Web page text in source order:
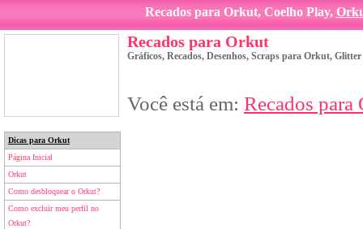
Recados para Orkut, Coelho Play,
Dicas para Orkut
Página Inicial
Orkut
Como desbloquear o Orkut?
Como excluir meu perfil no
Orkut?
Recados para Orkut
Gráficos, Recados, Desenhos, Scraps para Orkut,
Você está em: Recados para